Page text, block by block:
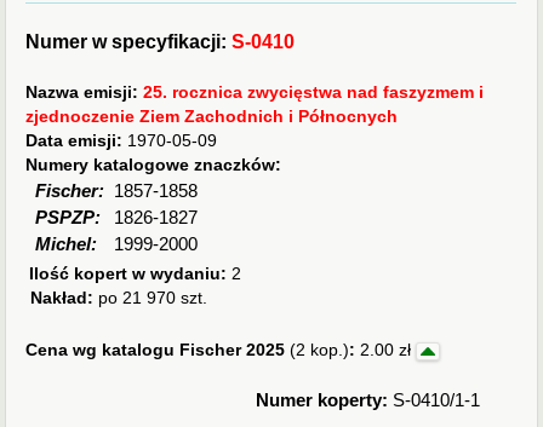
Numer w specyfikacji:S-0410
Nazwa emisji:25. rocznica zwycięstwa nad faszyzmem i
zjednoczenie Ziem Zachodnich i Północnych
Data emisji: 1970-05-09
Numery katalogowe znaczków:
Fischer: 1857-1858
PSPZP:
1826-1827
Michel:
1999-2000
Ilość kopert w wydaniu:2
Nakład: po 21 970 szt.
Cena wg katalogu Fischer 2025(2 kop.): 2.00 zł
Numer koperty: S-0410/1-1